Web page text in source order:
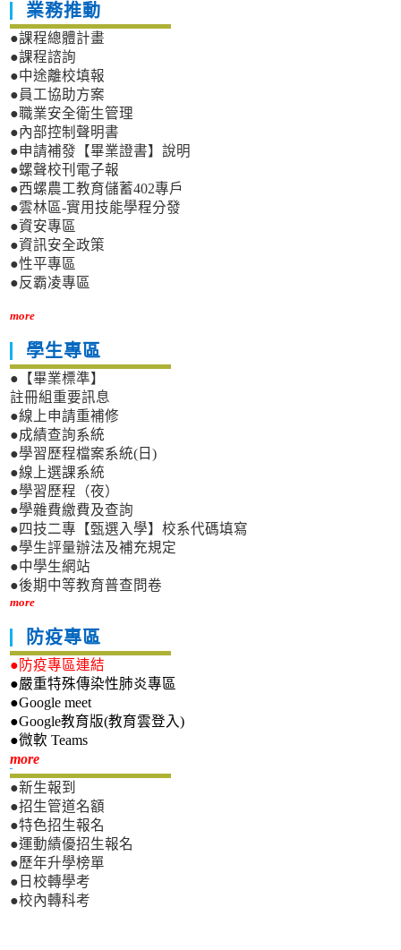
業務推動
●課程總體計畫
●課程諮詢
●中途離校填報
●員工協助方案
●職業安全衛生管理
●內部控制聲明書
●申請補發【畢業證書】說明
●螺聲校刊電子報
●西螺農工教育儲蓄402專戶
●雲林區-實用技能學程分發
●資安專區
●資訊安全政策
●性平專區
●反霸凌專區
more
學生專區
●【畢業標準】
註冊組重要訊息
●線上申請重補修
●成績查詢系統
●學習歷程檔案系統(日)
●線上選課系統
●學習歷程（夜）
●學雜費繳費及查詢
●四技二專【甄選入學】校系代碼填寫
●學生評量辦法及補充規定
●中學生網站
●後期中等教育普查問卷
more
防疫專區
●防疫專區連結
●嚴重特殊傳染性肺炎專區
●Google meet
●Google教育版(教育雲登入)
●微軟 Teams
more新生專區
●新生報到
●招生管道名額
●特色招生報名
●運動績優招生報名
●歷年升學榜單
●日校轉學考
●校內轉科考